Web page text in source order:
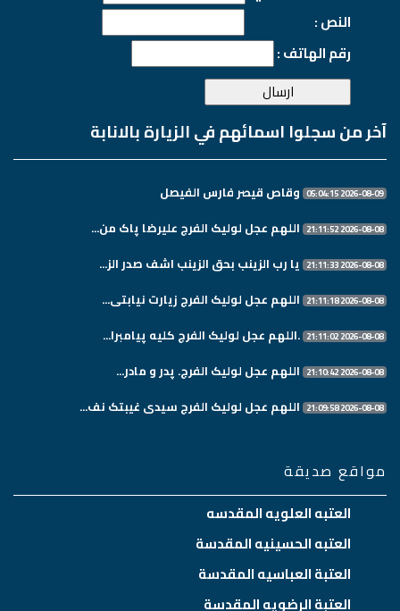
النص :
رقم الهاتف :
آخر من سجلوا اسمائهم في الزيارة بالانابة
2026-08-09 05:04:15 وقاص قيصر فارس الفيصل
2026-08-08 21:11:52 اللهم عجل لولیک الفرج علیرضا پاک من...
2026-08-08 21:11:33 یا رب الزینب بحق الزینب اشف صدر الز...
2026-08-08 21:11:18 اللهم عجل لولیک الفرج زیارت نیابتی...
2026-08-08 21:11:02 .اللهم عجل لولیک الفرج کلیه پیامبرا...
2026-08-08 21:10:42 اللهم عجل لولیک الفرج. پدر و مادر...
2026-08-08 21:09:58 اللهم عجل لولیک الفرج سیدی غیبتک نف...
مواقع صديقة
العتبه العلويه المقدسه
العتبه الحسينيه المقدسة
العتبة العباسيه المقدسة
العتبة الرضويه المقدسة